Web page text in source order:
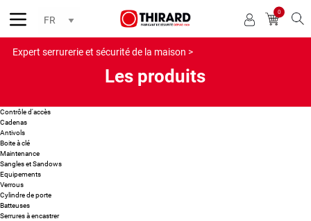
0
Expert serrurerie et sécurité de la maison >
Les produits
Contrôle d'accès
Cadenas
Antivols
Boite à clé
Maintenance
Sangles et Sandows
Equipements
Verrous
Cylindre de porte
Batteuses
Serrures à encastrer